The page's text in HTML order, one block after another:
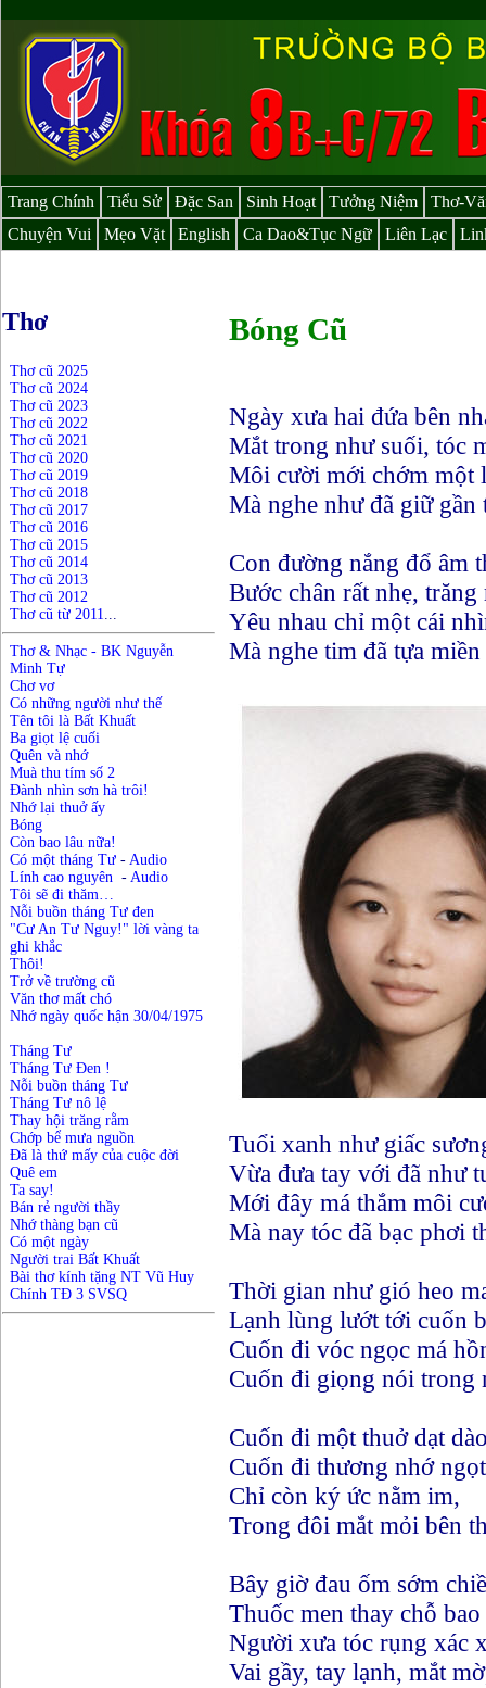
Trang Chính Tiểu Sử Đặc San Sinh Hoạt Tưởng Niệm
Thơ-
Chuyện Vui
Mẹo Vặt English Ca Dao&Tục Ngữ Liên Lạc
Thơ
Thơ cũ 2025
Thơ cũ 2024
Thơ cũ 2023
Thơ cũ 2022
Thơ cũ 2021
Thơ cũ 2020
Thơ cũ 2019
Thơ cũ 2018
Thơ cũ 2017
Thơ cũ 2016
Thơ cũ 2015
Thơ cũ 2014
Thơ cũ 2013
Thơ cũ 2012
Thơ cũ từ 2011...
Thơ & Nhạc - BK Nguyễn
Minh Tự
Chơ vơ
Có những người như thế
Tên tôi là Bất Khuất
Ba giọt lệ cuối
Quên và nhớ
Muà thu tím số 2
Đành nhìn sơn hà trôi!
Nhớ lại thuở ấy
Bóng
Còn bao lâu nữa!
Có một tháng Tư - Audio
Lính cao nguyên - Audio
Tôi sẽ đi thăm…
Nỗi buồn tháng Tư đen
"Cư An Tư Nguy!" lời vàng ta
ghi khắc
Thôi!
Trở về trường cũ
Văn thơ mất chó
Nhớ ngày quốc hận 30/04/1975
Tháng Tư
Tháng Tư Đen !
Nỗi buồn tháng Tư
Tháng Tư nô lệ
Thay hội trăng rằm
Chớp bể mưa nguồn
Đã là thứ mấy của cuộc đời
Quê em
Ta say!
Bán rẻ người thầy
Nhớ thàng bạn cũ
Có một ngày
Người trai Bất Khuất
Bài thơ kính tặng NT Vũ Huy
Chính TĐ 3 SVSQ
Bóng Cũ
Ngày xưa hai đứa bên
Mắt trong như suối, tóc
Môi cười mới chớm một
Mà nghe như đã giữ gần
Con đường nắng đổ âm
Bước chân rất nhẹ,
Yêu nhau chỉ một cái
Mà nghe tim đã tựa
Tuổi xanh như giấc
Vừa đưa tay với đã như
Mới đây má thắm môi
Mà nay tóc đã bạc phơi
Thời gian như gió heo
Lạnh lùng lướt tới cuốn
Cuốn đi vóc ngọc má
Cuốn đi giọng nói trong
Cuốn đi một thuở dạt
Cuốn đi thương nhớ
Chỉ còn ký ức nằm im,
Trong đôi mắt mỏi bên
Bây giờ đau ốm sớm
Thuốc men thay chỗ
Người xưa tóc rụng xác
Vai gầy, tay lạnh, mắt